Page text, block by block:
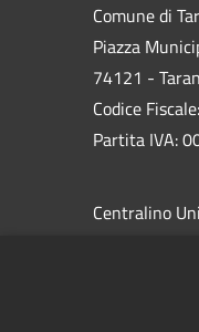
Comune di
Piazza
74121 -
Codice
Partita IVA:
Centralino